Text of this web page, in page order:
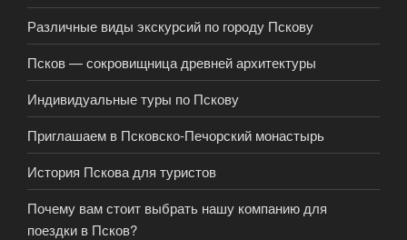
Различные виды экскурсий по городу Пскову
Псков — сокровищница древней архитектуры
Индивидуальные туры по Пскову
Приглашаем в Псковско-Печорский монастырь
История Пскова для туристов
Почему вам стоит выбрать нашу компанию для
поездки в Псков?